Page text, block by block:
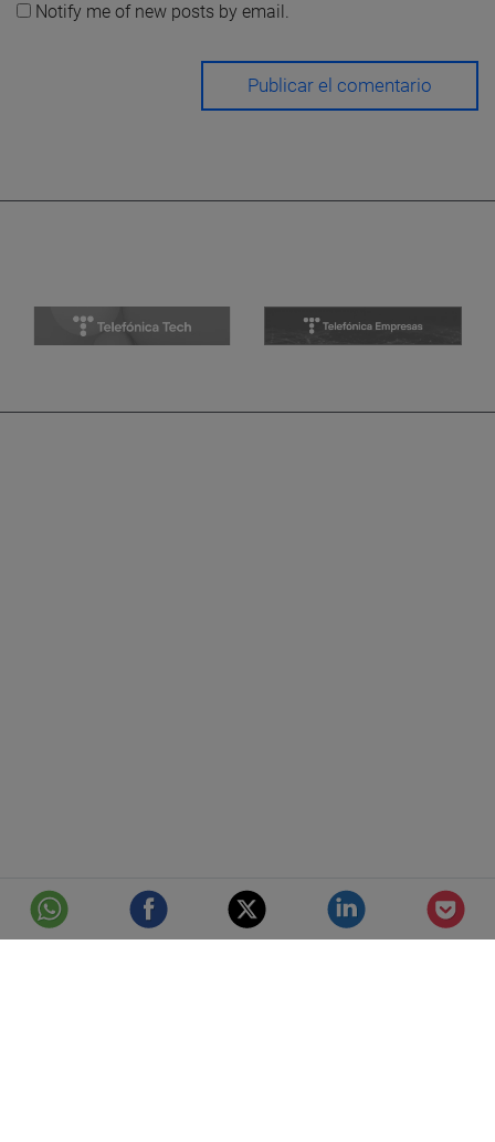
Notify me of new posts by email.